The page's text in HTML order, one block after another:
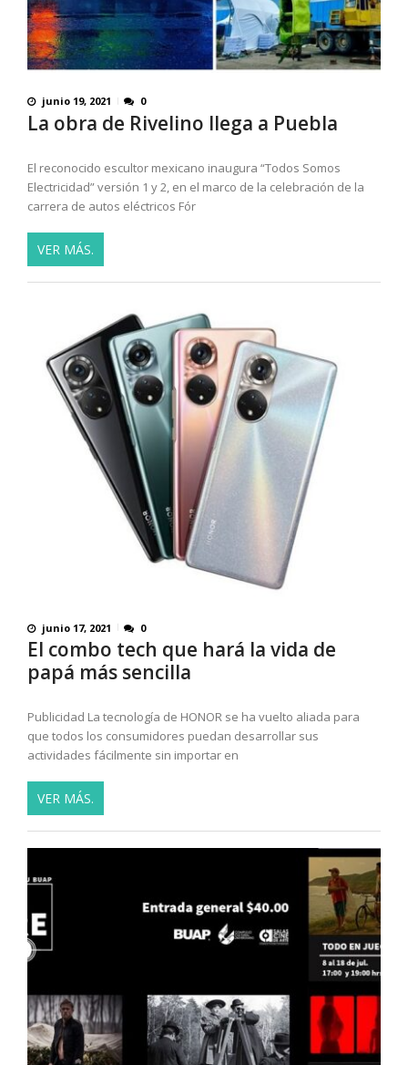
junio 19, 2021 0
La obra de Rivelino llega a Puebla
El reconocido escultor mexicano inaugura “Todos Somos
Electricidad” versión 1 y 2, en el marco de la celebración de la
carrera de autos eléctricos Fór
VER MÁS.
junio 17, 2021 0
El combo tech que hará la vida de
papá más sencilla
Publicidad La tecnología de HONOR se ha vuelto aliada para
que todos los consumidores puedan desarrollar sus
actividades fácilmente sin importar en
VER MÁS.